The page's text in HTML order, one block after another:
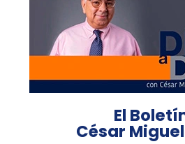
El
César